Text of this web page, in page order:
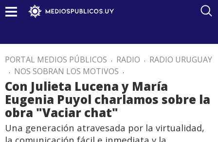
PORTAL MEDIOS PÚBLICOS . RADIO . RADIO URUGUAY
. NOS SOBRAN LOS MOTIVOS .
Con Julieta Lucena y María
Eugenia Puyol charlamos sobre la
obra "Vaciar chat"
Una generación atravesada por la virtualidad,